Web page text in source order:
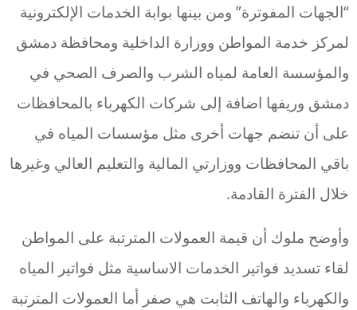
“الجهات المفوترة” ومن بينها بوابة الخدمات الإلكترونية
لمركز خدمة المواطن ووزارة الداخلية ومحافظة دمشق
والمؤسسة العامة لمياه الشرب والصرف الصحي في
دمشق وريفها اضافة إلى شركات الكهرباء بالمحافظات
على أن تنضم جهات أخرى مثل مؤسسات المياه في
باقي المحافظات ووزارتي المالية والتعليم العالي وغيرها
خلال الفترة القادمة.
وأوضح ملوك أن قيمة العمولات المترتبة على المواطن
لقاء تسديد فواتير الخدمات الاساسية مثل فواتير المياه
والكهرباء والهاتف الثابت هي صفر أما العمولات المترتبة